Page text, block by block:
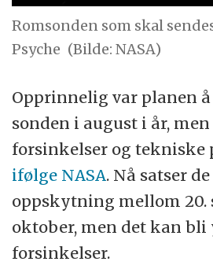
Romsonden som skal
Psyche (Bilde: NASA)
Opprinnelig var planen
sonden i august i år,
forsinkelser og tekniske
ifølge NASA. Nå satser de
oppskytning mellom 20.
oktober, men det kan
forsinkelser.